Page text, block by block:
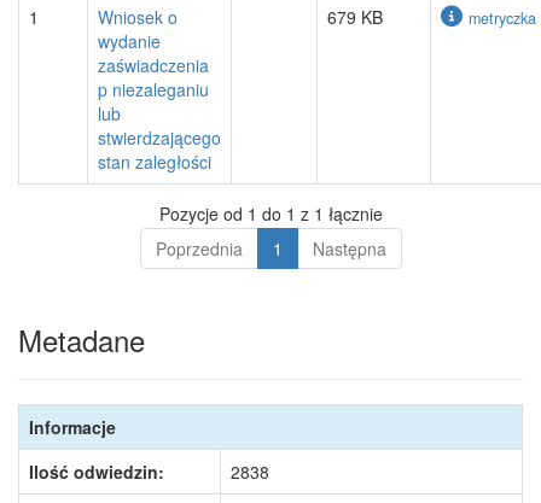
1
Wniosek o
wydanie
zaświadczenia
p niezaleganiu
lub
stwierdzającego
stan zaległości
679 KB metryczka
Pozycje od 1 do 1 z 1 łącznie
Poprzednia
1 Następna
Metadane
Informacje
Ilość odwiedzin:
2838